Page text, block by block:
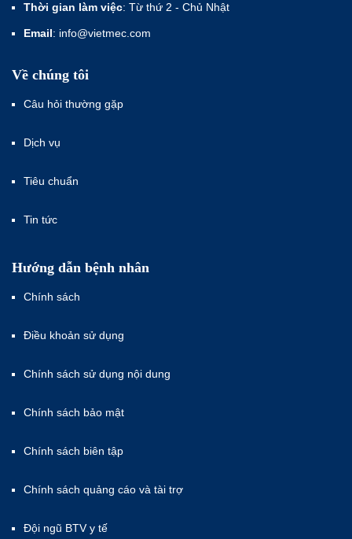
Thời gian làm việc: Từ thứ 2 - Chủ Nhật
Email: info@vietmec.com
Về chúng tôi
Câu hỏi thường gặp
Dịch vụ
Tiêu chuẩn
Tin tức
Hướng dẫn bệnh nhân
Chính sách
Điều khoản sử dụng
Chính sách sử dụng nội dung
Chính sách bảo mật
Chính sách biên tập
Chính sách quảng cáo và tài trợ
Đội ngũ BTV y tế